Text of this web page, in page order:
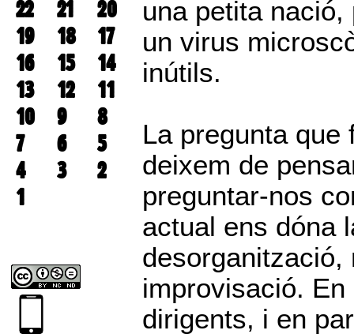
22
21
20
19
18
17
16
15
14
13
12
11
10
9
8
7
6
5
4
3
2
1
una petita
un virus
inútils.
La pregunta que
deixem de
preguntar-nos
actual ens dóna
improvisació.
dirigents, i en